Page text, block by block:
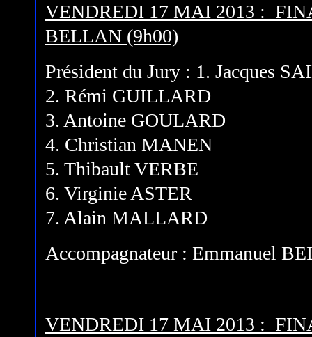
VENDREDI 17 MAI 2013 :
BELLAN (9h00)
Président du Jury : 1. Jacques
2. Rémi GUILLARD
3. Antoine GOULARD
4. Christian MANEN
5. Thibault VERBE
6. Virginie ASTER
7. Alain MALLARD
Accompagnateur : Emmanuel
VENDREDI 17 MAI 2013 :